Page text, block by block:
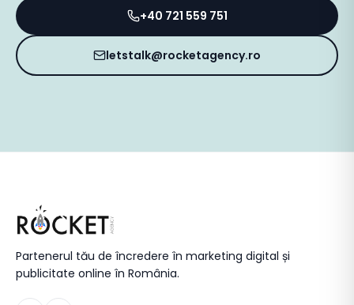
+40 721 559 751
letstalk@rocketagency.ro
Partenerul tău de încredere în marketing digital și
publicitate online în România.